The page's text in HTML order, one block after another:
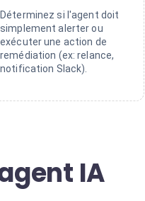
Déterminez si l'agent doit
simplement alerter ou
exécuter une action de
remédiation (ex: relance,
notification Slack).
IA